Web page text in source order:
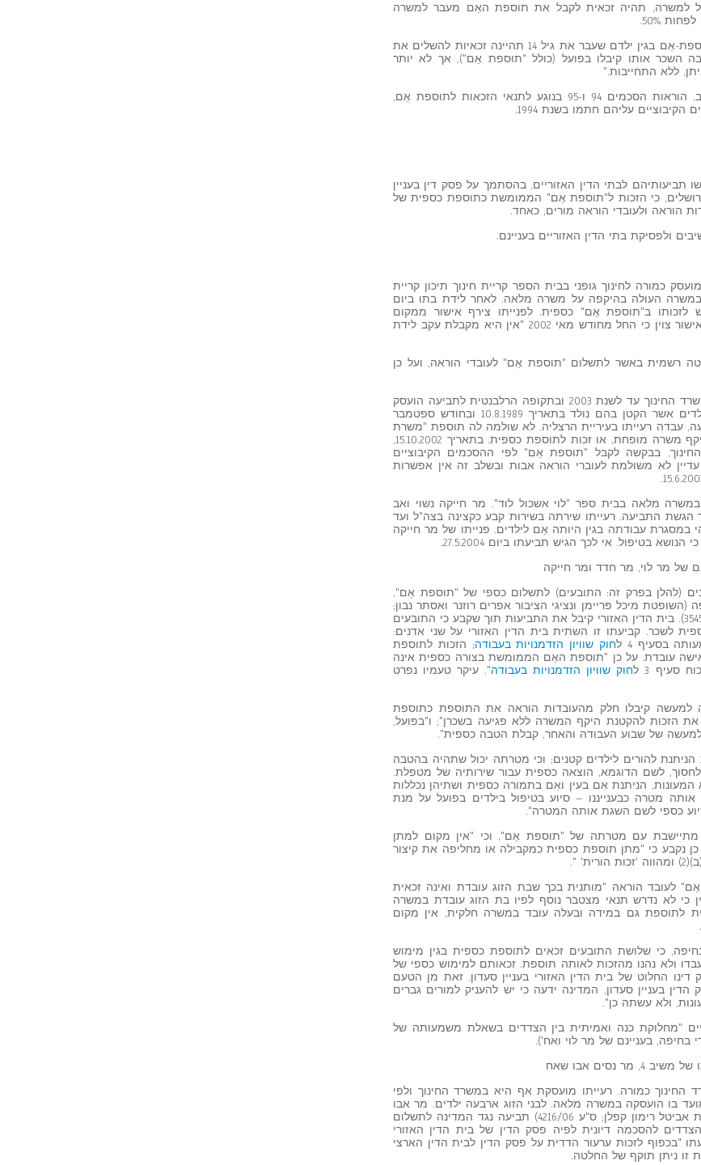
למשרה, תהיה זכאית לקבל את תוספת האֵם מעבר למשרה
50%.
עובדות הוראה אמהות שנסתיימה זכאותן לתוספת-אֵם בגין ילדם שעבר את גיל 14 תהיינה זכאיות להשלים את
השכר אותו קיבלו בפועל (כולל "תוספת אֵם"), אך לא יותר
ללא התחייבות."
לשם הסדר יצוין, כי לפי העולה מלשון הכתוב, הוראות הסכמים 94 ו-95 בנוגע לתנאי הזכאות לתוספת אֵם,
עליהם חתמו בשנת 1994.
הגישו תביעותיהם לבתי הדין האזוריים, בהסתמך על פסק דין בעניין
כי הזכות ל"תוספת אֵם" הממומשת כתוספת כספית של
ולפסיקת בתי הדין האזוריים בעניינם.
ומועסק כמורה לחינוך גופני בבית הספר קריית חינוך תיכון קריית
העולה בהיקפה על משרה מלאה. לאחר לידת בתו ביום
וביקש לזכותו ב"תוספת אֵם" כספית. לפנייתו צירף אישור ממקום
עבודתה של מי שהייתה בעת ההיא רעייתו. באישור צוין כי החל מחודש מאי 2002 "אין היא מקבלת עקב לידת
רשמית באשר לתשלום "תוספת אֵם" לעובדי הוראה, ועל כן
12. משיב 2 מר חדד, הועסק כעובד הוראה במשרד החינוך עד לשנת 2003 ובתקופה הרלבנטית לתביעה הועסק
במשרה מלאה. מר חדד נשוי ואב לארבעה ילדים אשר הקטן בהם נולד בתאריך 10.8.1989 ובחודש ספטמבר
הרלבנטי לתביעה, עבדה רעייתו בעיריית הרצליה. לא שולמה לה תוספת "משרת
אֵם", בהעדר זכות לאמהות לילדים לעבוד בהיקף משרה מופחת, או זכות לתוספת כספית. בתאריך 15.10.2002,
בבקשה לקבל "תוספת אֵם" לפי ההסכמים הקיבוציים
לא משולמת לעוברי הוראה אבות ובשלב זה אין אפשרות
במשרה מלאה בבית ספר "לוי אשכול לוד". מר חייקה נשוי ואב
שהיו בגיל 18, 16, 10 ו-6 במועד הגשת התביעה. רעייתו שירתה בשירות קבע כקצינה בצה"ל ועד
הטבה כלשהי במסגרת עבודתה בגין היותה אֵם לילדים. פנייתו של מר חייקה
של מר לוי, מר חדד ומר חייקה
(להלן בפרק זה: התובעים) לתשלום כספי של "תוספת אֵם",
(השופטת מיכל פריימן ונציגי הציבור אפרים רוזנר ואסתר נבון;
עב' 570/05, עב' 3343/05, עב' 3544/05, עב' 3545/05). בית הדין האזורי קיבל את התביעות תוך שקבע כי התובעים
לשכר. קביעתו זו השתית בית הדין האזורי על שני אדנים:
בסעיף 4 ל
חוק שוויון הזדמנויות בעבודה; הזכות לתוספת
עובדת. על כן "תוספת האֵם הממומשת בצורה כספית אינה
3 ל
חוק שוויון הזדמנויות בעבודה". עיקר טעמיו נפרט
למעשה קיבלו חלק מהעובדות הוראה את התוספת כתוספת
הזכות להקטנת היקף המשרה ללא פגיעה בשכרן"; ו"בפועל,
של שבוע העבודה והאחר, קבלת הטבה כספית".
להורים לילדים קטנים; וכי מטרתה יכול שתהיה בהטבה
לחסוך, לשם הדוגמא, הוצאה כספית עבור שירותיה של מטפלת.
הניתנת אִם בעין ואִם בתמורה כספית ושתיהן נכללות
סעיף 4. המטרה היא אותה מטרה כבענייננו – סיוע בטיפול בילדים בפועל על מנת
כספי לשם השגת אותה המטרה".
עם מטרתה של "תוספת אֵם", וכי "אין מקום למתן
נקבע כי "מתן תוספת כספית כמקבילה או מחליפה את קיצור
לעובד הוראה "מותנית בכך שבת הזוג עובדת ואינה זכאית
כי לא נדרש תנאי מצטבר נוסף לפיו בת הזוג עובדת במשרה
לתוספת גם במידה ובעלה עובד במשרה חלקית, אין מקום
כי שלושת התובעים זכאים לתוספת כספית בגין מימוש
ולא נהנו מהזכות לאותה תוספת. זכאותם למימוש כספי של
מיום 30.9.2001, מועד פסק דינו החלוט של בית הדין האזורי בעניין סעדון. זאת מן הטעם
בעניין סעדון, המדינה ידעה כי יש להעניק למורים גברים
ולא עשתה כן".
"מחלוקת כנה ואמיתית בין הצדדים בשאלת משמעותה של
בחיפה, בעניינם של מר לוי ואח').
אבו שאח
משרד החינוך כמורה. רעייתו מועסקת אף היא במשרד החינוך ולפי
בו הועסקה במשרה מלאה. לבני הזוג ארבעה ילדים. מר אבו
שאח הגיש לבית הדין האזורי בחיפה (השופטת אביטל רימון קפלן; ס"ע 4216/06) תביעה נגד המדינה לתשלום
להסכמה דיונית לפיה פסק הדין של בית הדין האזורי
"בכפוף לזכות ערעור הדדית על פסק הדין לבית הדין הארצי
זו ניתן תוקף של החלטה.